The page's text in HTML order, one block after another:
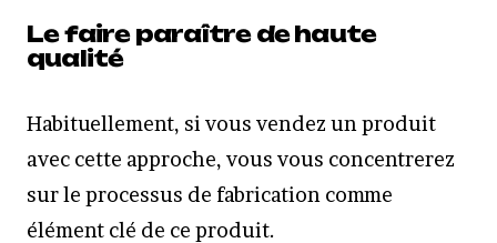
Le faire paraître de haute
qualité
Habituellement, si vous vendez un produit
avec cette approche, vous vous concentrerez
sur le processus de fabrication comme
élément clé de ce produit.